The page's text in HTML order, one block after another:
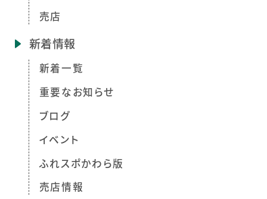
売店
新着情報
新着一覧
重要なお知らせ
ブログ
イベント
ふれスポかわら版
売店情報